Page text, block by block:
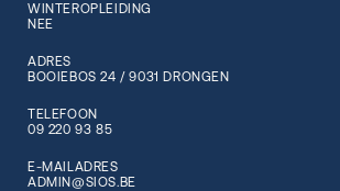
WINTEROPLEIDING
NEE
ADRES
BOOIEBOS 24 / 9031 DRONGEN
TELEFOON
09 220 93 85
E-MAILADRES
ADMIN@SIOS.BE